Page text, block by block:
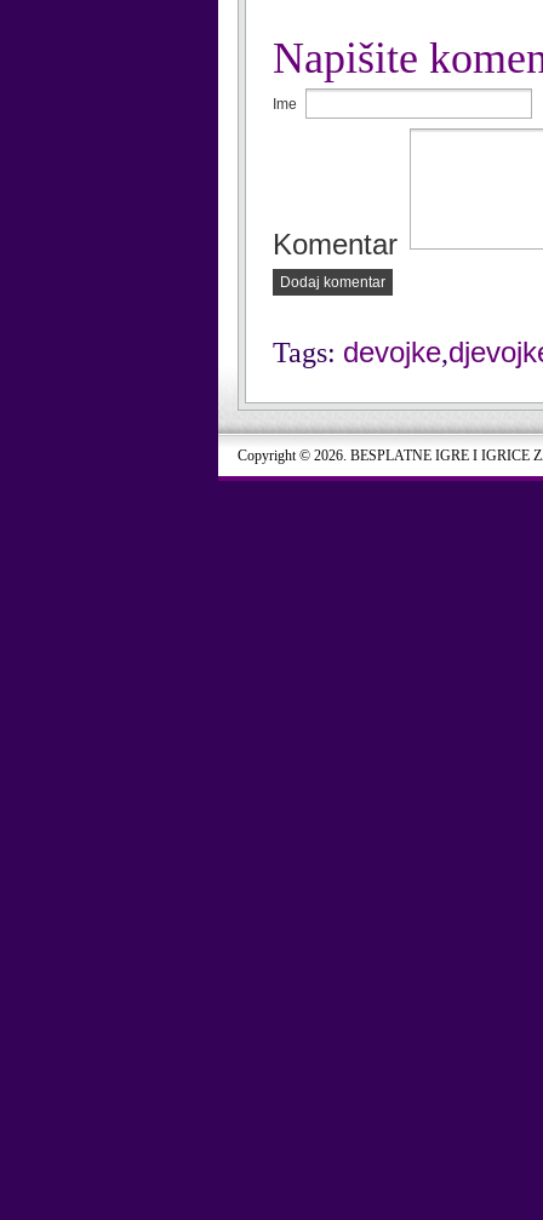
Napišite
Ime
Komentar
Dodaj komentar
Tags: devojke,
Copyright © 2026. BESPLATNE IGRE I IGRICE